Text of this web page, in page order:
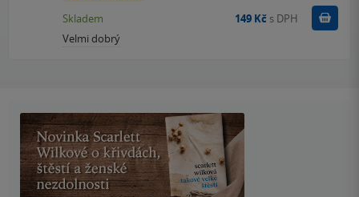
Velmi dobrý
Skladem 149 Kč s DPH